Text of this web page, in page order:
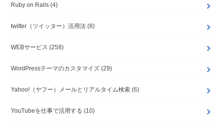
Ruby on Rails (4)
twitter（ツイッター）活用法 (8)
WEBサービス (258)
WordPressテーマのカスタマイズ (29)
Yahoo!（ヤフー）メールとリアルタイム検索 (6)
YouTubeを仕事で活用する (10)